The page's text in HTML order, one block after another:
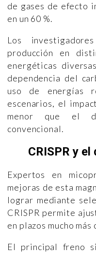
de gases de efecto
en un 60 %.
Los
producción en
energéticas
dependencia del
uso de energías
escenarios, el
menor que el
convencional.
CRISPR y
Expertos en
mejoras de esta
lograr mediante
CRISPR permite
en plazos mucho más
El principal freno